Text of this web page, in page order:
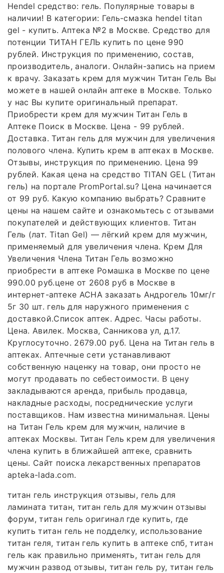
Hendel средство: гель. Популярные товары в
наличии! В категории: Гель-смазка hendel titan
gel - купить. Аптека №2 в Москве. Средство для
потенции ТИТАН ГЕЛЬ купить по цене 990
рублей. Инструкция по применению, состав,
производитель, аналоги. Онлайн-запись на прием
к врачу. Заказать крем для мужчин Титан Гель Вы
можете в нашей онлайн аптеке в Москве. Только
у нас Вы купите оригинальный препарат.
Приобрести крем для мужчин Титан Гель в
Аптеке Поиск в Москве. Цена - 99 рублей.
Доставка. Титан гель для мужчин для увеличения
полового члена. Купить крем в аптеках в Москве.
Отзывы, инструкция по применению. Цена 99
рублей. Какая цена на средство TITAN GEL (Титан
гель) на портале PromPortal.su? Цена начинается
от 99 руб. Какую компанию выбрать? Сравните
цены на нашем сайте и ознакомьтесь с отзывами
покупателей и действующих клиентов. Титан
Гель (лат. Titan Gel) — лёгкий крем для мужчин,
применяемый для увеличения члена. Крем Для
Увеличения Члена Титан Гель возможно
приобрести в аптеке Ромашка в Москве по цене
990.00 руб.цене от 2608 руб в Москве в
интернет-аптеке АСНА заказать Андрогель 10мг/г
5г 30 шт. гель для наружного применения с
доставкой.Список аптек. Адрес. Часы работы.
Цена. Авилек. Москва, Санникова ул, д.17.
Круглосуточно. 2679.00 руб. Цена на Титан гель в
аптеках. Аптечные сети устанавливают
собственную наценку на товар, они просто не
могут продавать по себестоимости. В цену
закладываются аренда, прибыль продавца,
накладные расходы, посреднические услуги
поставщиков. Нам известна минимальная. Цены
на Титан Гель крем для мужчин, наличие в
аптеках Москвы. Титан Гель крем для увеличения
члена купить в ближайшей аптеке, сравнить
цены. Сайт поиска лекарственных препаратов
apteka-lada.com.
титан гель инструкция отзывы, гель для
ламината титан, титан гель для мужчин отзывы
форум, титан гель оригинал где купить, где
купить титан гель не подделку, использование
титан геля, титан гель купить в аптеке спб, титан
гель как правильно применять, титан гель для
мужчин развод отзывы, титан гель ру, титан гель